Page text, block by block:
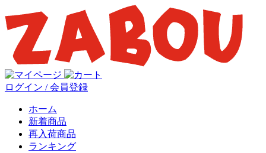
ログイン / 会員登録
ホーム
新着商品
再入荷商品
ランキング